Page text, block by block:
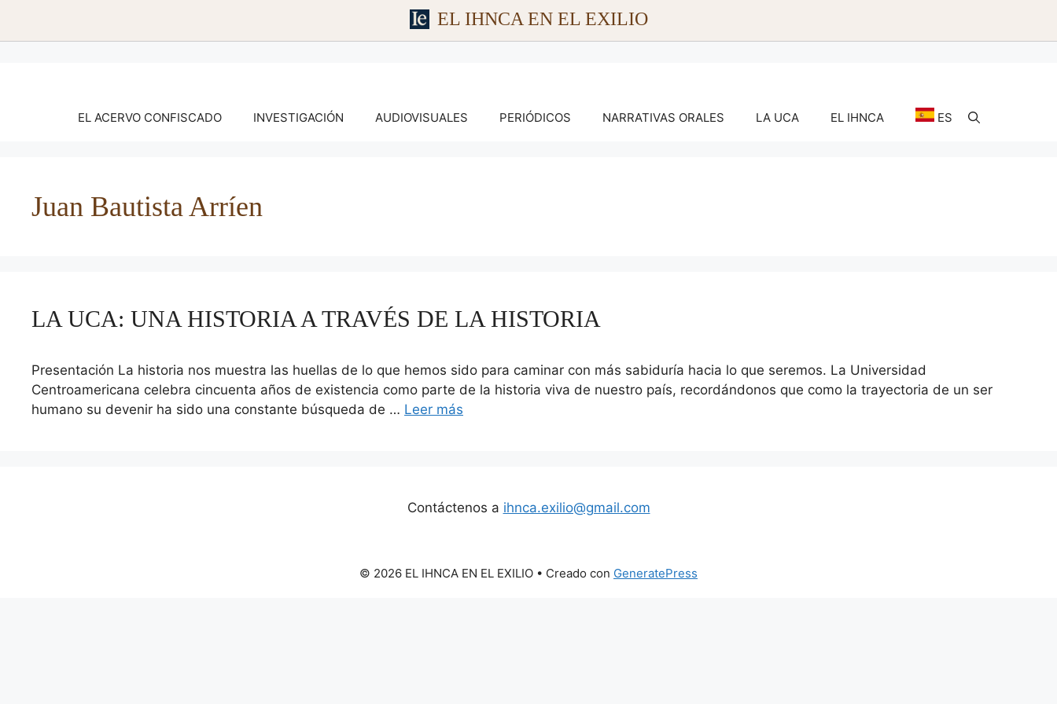
EL IHNCA EN EL EXILIO
EL ACERVO CONFISCADO INVESTIGACIÓN AUDIOVISUALES PERIÓDICOS NARRATIVAS ORALES LA UCA EL IHNCA ES
Juan Bautista Arríen
LA UCA: UNA HISTORIA A TRAVÉS DE LA HISTORIA
Presentación La historia nos muestra las huellas de lo que hemos sido para caminar con más sabiduría hacia lo que seremos. La Universidad
Centroamericana celebra cincuenta años de existencia como parte de la historia viva de nuestro país, recordándonos que como la trayectoria de un ser
humano su devenir ha sido una constante búsqueda de … Leer más
Contáctenos a ihnca.exilio@gmail.com
© 2026 EL IHNCA EN EL EXILIO • Creado con GeneratePress